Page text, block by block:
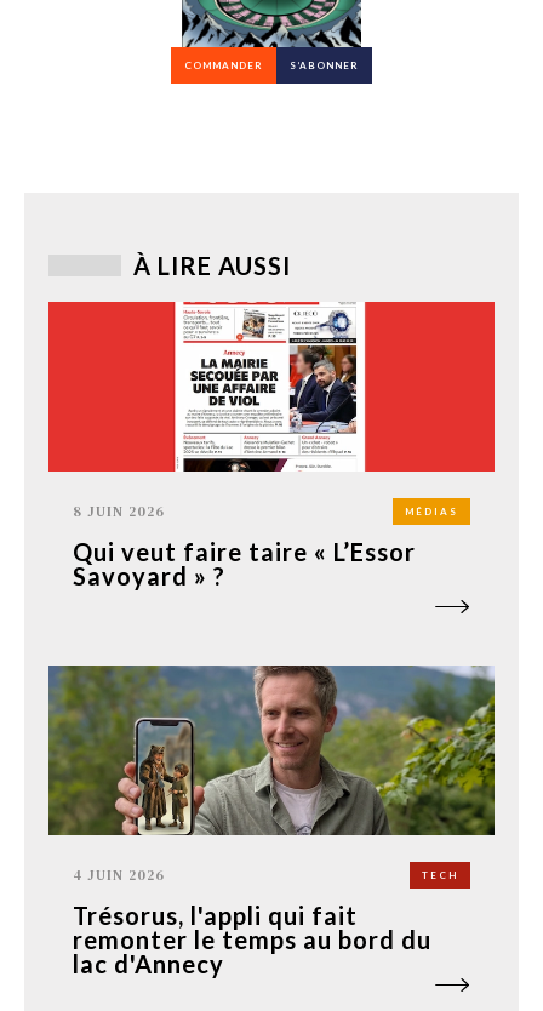
COMMANDER S’ABONNER
À LIRE AUSSI
8 JUIN 2026 MÉDIAS
Qui veut faire taire « L’Essor
Savoyard » ?
4 JUIN 2026 TECH
Trésorus, l'appli qui fait
remonter le temps au bord du
lac d'Annecy